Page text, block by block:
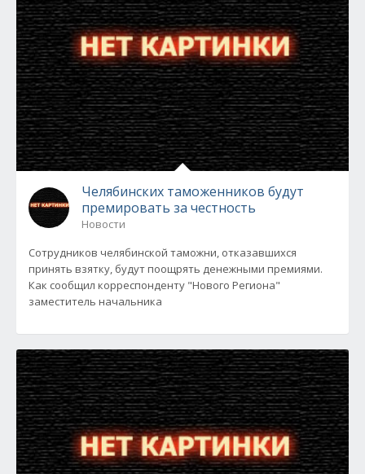
Челябинских таможенников будут
премировать за честность
Новости
Сотрудников челябинской таможни, отказавшихся
принять взятку, будут поощрять денежными премиями.
Как сообщил корреспонденту "Нового Региона"
заместитель начальника